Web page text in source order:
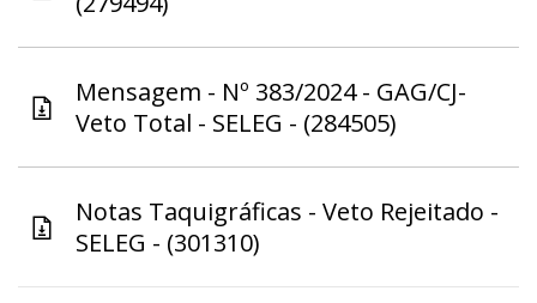
Mensagem - Nº 383/2024 - GAG/CJ-
Veto Total - SELEG - (284505)
Notas Taquigráficas - Veto Rejeitado -
SELEG - (301310)